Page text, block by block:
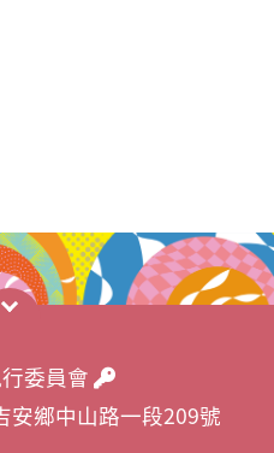
委員會
安鄉中山路一段209號